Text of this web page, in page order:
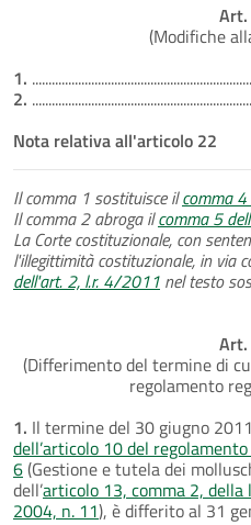
(Modifiche
1.
2.
Nota relativa all'articolo 22
Il comma 1 sostituisce ilcomma
Il comma 2 abroga ilcomma 5
La Corte costituzionale, con
l'illegittimità costituzionale, in via
dell'art. 2, l.r. 4/2011 nel testo
(Differimento del termine di
regolamento
1. Il termine del 30 giugno
dell’articolo 10 del
6(Gestione e tutela dei
dell’articolo 13, comma 2, della
2004, n. 11), è differito al 31